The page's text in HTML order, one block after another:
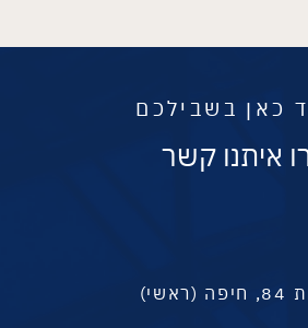
כאן בשבילכם
איתנו קשר